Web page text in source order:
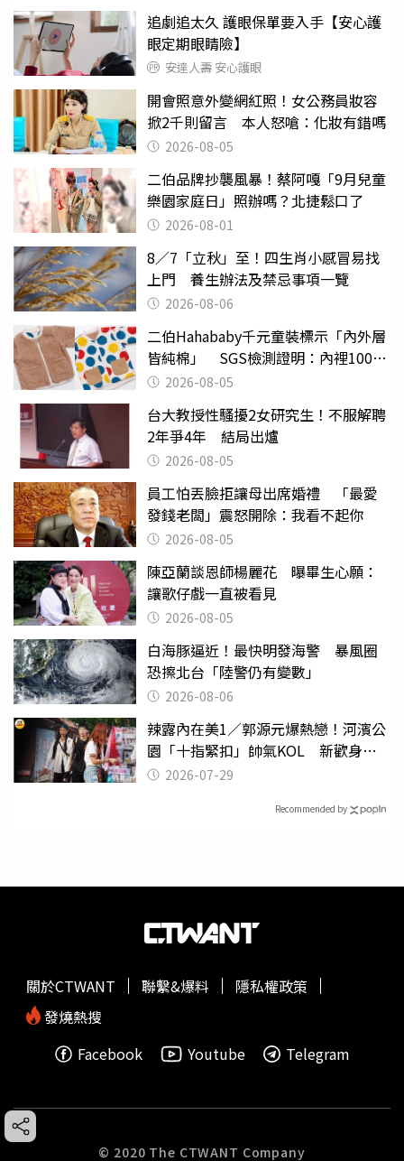
追劇追太久 護眼保單要入手【安心護
眼定期眼睛險】
安達人壽 安心護眼
開會照意外變網紅照！女公務員妝容
掀2千則留言 本人怒嗆：化妝有錯嗎
2026-08-05
二伯品牌抄襲風暴！蔡阿嘎「9月兒童
樂園家庭日」照辦嗎？北捷鬆口了
2026-08-01
8／7「立秋」至！四生肖小感冒易找
上門 養生辦法及禁忌事項一覽
2026-08-06
二伯Hahababy千元童裝標示「內外層
皆純棉」 SGS檢測證明：內裡100%
聚酯纖維
2026-08-05
台大教授性騷擾2女研究生！不服解聘
2年爭4年 結局出爐
2026-08-05
員工怕丟臉拒讓母出席婚禮 「最愛
發錢老闆」震怒開除：我看不起你
2026-08-05
陳亞蘭談恩師楊麗花 曝畢生心願：
讓歌仔戲一直被看見
2026-08-05
白海豚逼近！最快明發海警 暴風圈
恐擦北台「陸警仍有變數」
2026-08-06
辣露內在美1／郭源元爆熱戀！河濱公
園「十指緊扣」帥氣KOL 新歡身份
曝光2026-07-29
Recommended by
關於CTWANT 聯繫&爆料
隱私權政策
發燒熱搜
Facebook
Youtube Telegram
© 2020 The CTWANT Company